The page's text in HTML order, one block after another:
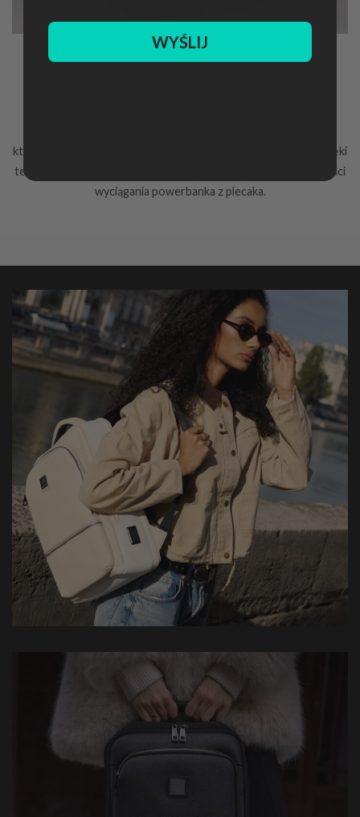
które umożliwiają wygodne ładowanie urządzeń mobilnych. Dzięki
temu rozwiązaniu masz stały dostęp do energii, bez konieczności
wyciągania powerbanka z plecaka.
WYŚLIJ